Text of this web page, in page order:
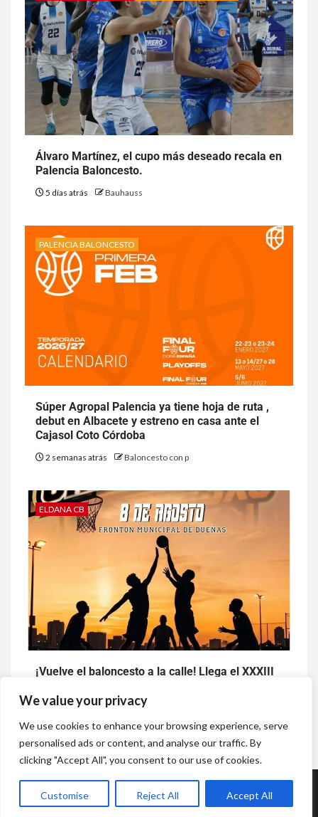
We value your privacy
We use cookies to enhance your browsing experience, serve
personalised ads or content, and analyse our traffic. By
clicking "Accept All", you consent to our use of cookies.
Customise Reject All Accept All
Álvaro Martínez, el cupo más deseado recala en
Palencia Baloncesto.
5 días atrás Bauhauss
PALENCIA BALONCESTO
Súper Agropal Palencia ya tiene hoja de ruta ,
debut en Albacete y estreno en casa ante el
Cajasol Coto Córdoba
2 semanas atrás Baloncesto con p
ELDANA CB
¡Vuelve el baloncesto a la calle! Llega el XXXIII
2 semanas atrás Baloncesto con p
Copyright © Todos los derechos reservados.
por AF
themes.